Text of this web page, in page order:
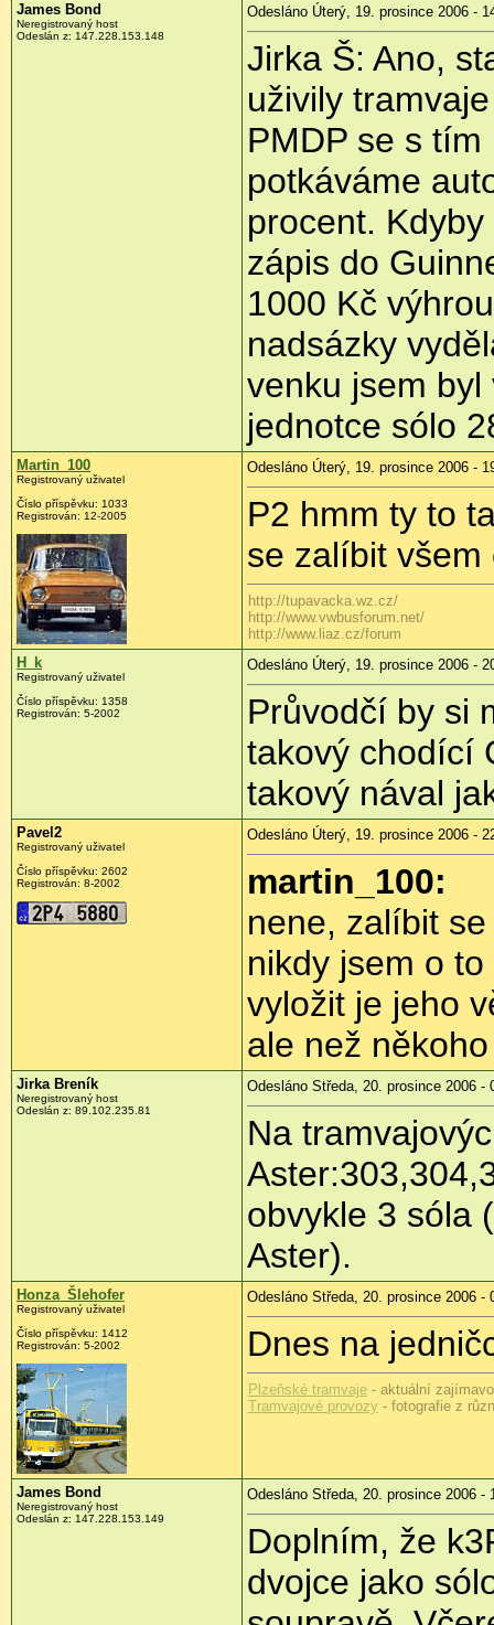
James Bond
Neregistrovaný host
Odeslán z: 147.228.153.148
Odesláno Úterý, 19. prosince 2006 -
Jirka Š: Ano,
uživily
PMDP se s
potkáváme
procent.
zápis do
1000 Kč
nadsázky
venku jsem
jednotce sólo
Martin_100
Registrovaný uživatel
Číslo příspěvku: 1033
Registrován: 12-2005
Odesláno Úterý, 19. prosince 2006 -
P2 hmm ty to
se zalíbit
http://tupavacka.wz.cz/
http://www.vwbusforum.net/
http://www.liaz.cz/forum
H_k
Registrovaný uživatel
Číslo příspěvku: 1358
Registrován: 5-2002
Odesláno Úterý, 19. prosince 2006 -
Průvodčí by si
takový chodící
takový nával
Pavel2
Registrovaný uživatel
Číslo příspěvku: 2602
Registrován: 8-2002
Odesláno Úterý, 19. prosince 2006 -
martin_100:
nene, zalíbit
nikdy jsem o
vyložit je jeho
ale než
Jirka Breník
Neregistrovaný host
Odeslán z: 89.102.235.81
Odesláno Středa, 20. prosince 2006 -
Na
obvykle 3 sóla
Aster).
Honza_Šlehofer
Registrovaný uživatel
Číslo příspěvku: 1412
Registrován: 5-2002
Odesláno Středa, 20. prosince 2006 -
Dnes na
Plzeňské tramvaje - aktuální
Tramvajové provozy - fotografie z
James Bond
Neregistrovaný host
Odeslán z: 147.228.153.149
Odesláno Středa, 20. prosince 2006 -
Doplním, že
dvojce jako